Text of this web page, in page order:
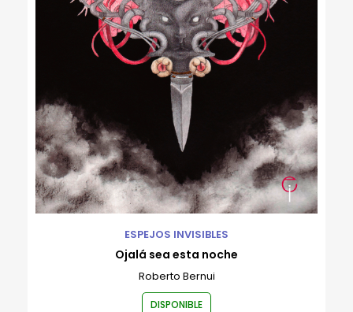
ESPEJOS INVISIBLES
Ojalá sea esta noche
Roberto Bernui
DISPONIBLE